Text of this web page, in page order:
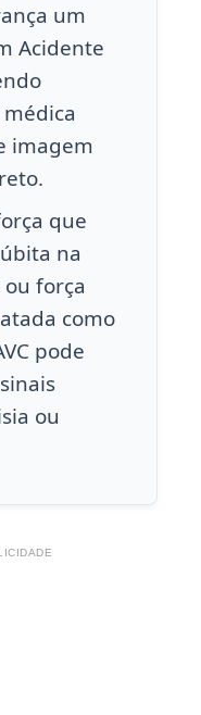
um
Acidente
imagem
que
na
força
como
pode
ou